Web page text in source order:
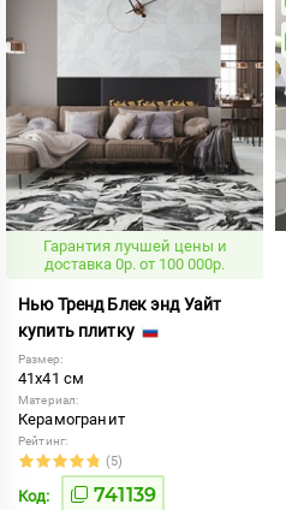
Гарантия лучшей цены и
доставка 0р. от 100 000р.
Нью Тренд Блек энд Уайт
купить плитку
Размер:
41x41 см
Материал:
Керамогранит
Рейтинг:
(5)
Код: 741139